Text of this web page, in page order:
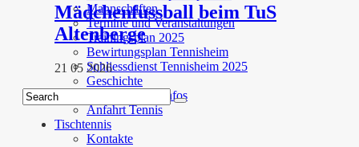
Mannschaften
Termine und Veranstaltungen
Trainingsplan 2025
Bewirtungsplan Tennisheim
Schliessdienst Tennisheim 2025
Geschichte
Angebote und Infos
Anfahrt Tennis
Tischtennis
Kontakte
Mädchenfussball beim TuS
Altenberge
21 05 2026